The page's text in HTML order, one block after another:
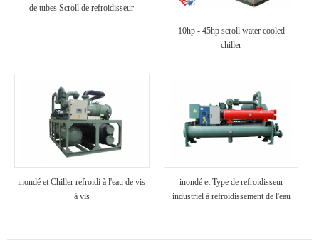
de tubes Scroll de refroidisseur
10hp - 45hp scroll water cooled
chiller
inondé et Chiller refroidi à l'eau de vis
à vis
inondé et Type de refroidisseur
industriel à refroidissement de l'eau